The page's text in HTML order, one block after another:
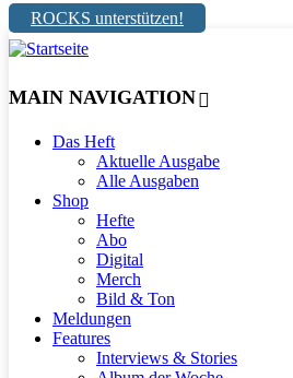
ROCKS unterstützen!
MAIN NAVIGATION
Das Heft
Aktuelle Ausgabe
Alle Ausgaben
Shop
Hefte
Abo
Digital
Merch
Bild & Ton
Meldungen
Features
Interviews & Stories